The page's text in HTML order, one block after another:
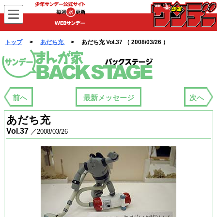
WEBサンデー
トップ> あだち充 > あだち充 Vol.37 （ 2008/03/26 ）
まんが家バックステージ
前へ 最新メッセージ 次へ
あだち充
Vol.37 ／2008/03/26